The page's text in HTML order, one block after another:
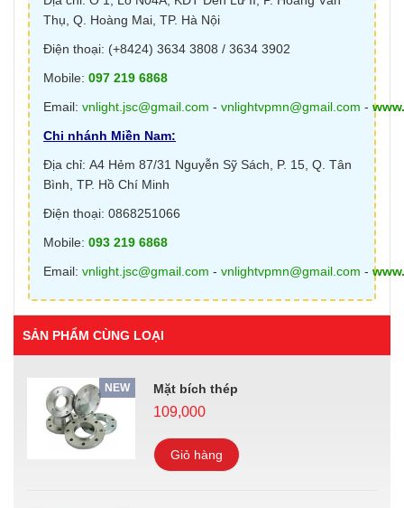
Thụ, Q. Hoàng Mai, TP. Hà Nội
Điện thoại: (+8424) 3634 3808 / 3634 3902
Mobile: 097 219 6868
Email: vnlight.jsc@gmail.com - vnlightvpmn@gmail.com -
Chi nhánh Miền Nam:
Địa chỉ: A4 Hẻm 87/31 Nguyễn Sỹ Sách, P. 15, Q. Tân
Bình, TP. Hồ Chí Minh
Điện thoại: 0868251066
Mobile: 093 219 6868
Email: vnlight.jsc@gmail.com - vnlightvpmn@gmail.com -
SẢN PHẨM CÙNG LOẠI
NEW Mặt bích thép
109,000
Giỏ hàng